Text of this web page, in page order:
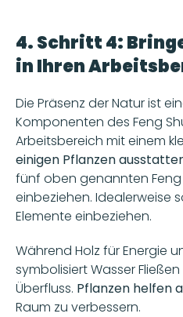
4. Schritt 4:
in Ihren
Die Präsenz der Natur ist
Komponenten des Feng
einigen Pflanzen
fünf oben genannten Feng
einbeziehen. Idealerweise
Elemente einbeziehen.
Während Holz für Energie
symbolisiert Wasser
Überfluss. Pflanzen helfen
Raum zu verbessern.